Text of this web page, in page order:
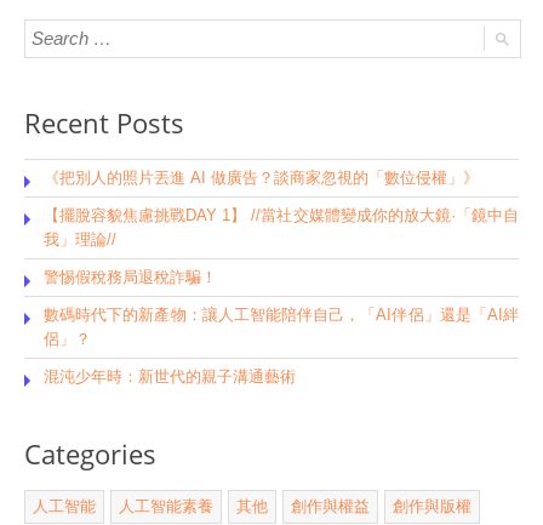
Recent Posts
《把別人的照片丟進 AI 做廣告？談商家忽視的「數位侵權」》
【擺脫容貌焦慮挑戰DAY 1】 //當社交媒體變成你的放大鏡·「鏡中自
我」理論//
警惕假稅務局退稅詐騙！
數碼時代下的新產物：讓人工智能陪伴自己，「AI伴侶」還是「AI絆
侶」？
混沌少年時：新世代的親子溝通藝術
Categories
人工智能 人工智能素養 其他 創作與權益 創作與版權